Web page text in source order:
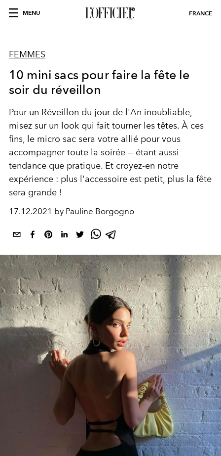
MENU FRANCE
FEMMES
10 mini sacs pour faire la fête le
soir du réveillon
Pour un Réveillon du jour de l'An inoubliable,
misez sur un look qui fait tourner les têtes. À ces
fins, le micro sac sera votre allié pour vous
accompagner toute la soirée — étant aussi
tendance que pratique. Et croyez-en notre
expérience : plus l'accessoire est petit, plus la fête
sera grande !
17.12.2021 by Pauline Borgogno